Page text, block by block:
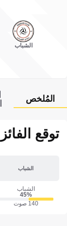
الشباب
المُلخص
توقع الفائز
الشباب
الشباب
45‎%‎
140 صوت